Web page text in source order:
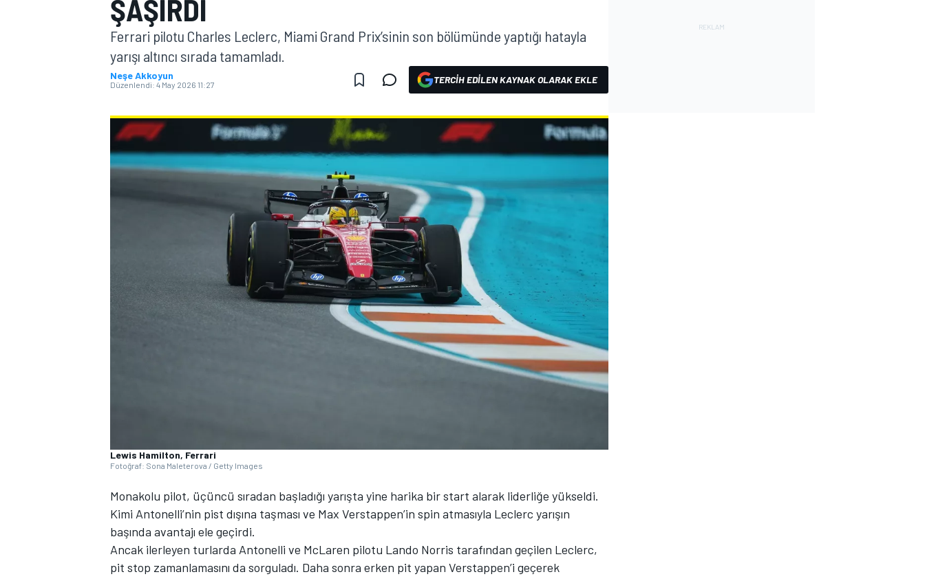
MOTOGP
ŞAŞIRDI
Ferrari pilotu Charles Leclerc, Miami Grand Prix’sinin son bölümünde yaptığı hatayla
yarışı altıncı sırada tamamladı.
Neşe Akkoyun
Düzenlendi: 4 May 2026 11:27 TERCIH EDILEN KAYNAK OLARAK EKLE
Lewis Hamilton, Ferrari
Fotoğraf: Sona Maleterova / Getty Images
Monakolu pilot, üçüncü sıradan başladığı yarışta yine harika bir start alarak liderliğe yükseldi.
Kimi Antonelli’nin pist dışına taşması ve Max Verstappen’in spin atmasıyla Leclerc yarışın
başında avantajı ele geçirdi.
Ancak ilerleyen turlarda Antonelli ve McLaren pilotu Lando Norris tarafından geçilen Leclerc,
pit stop zamanlamasını da sorguladı. Daha sonra erken pit yapan Verstappen’i geçerek